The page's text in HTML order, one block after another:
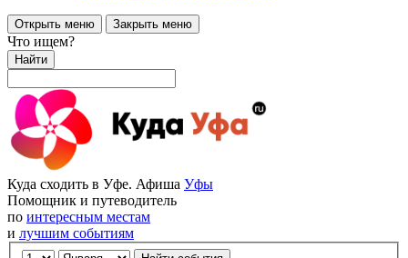
Открыть меню Закрыть меню
Что ищем?
Найти
Куда сходить в Уфе. Афиша Уфы
Помощник и путеводитель
по интересным местам
и лучшим событиям